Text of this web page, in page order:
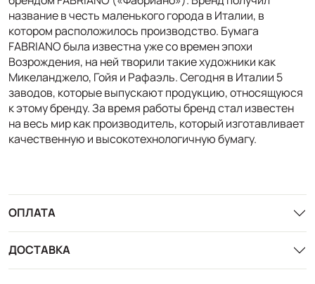
название в честь маленького города в Италии, в
котором расположилось производство. Бумага
FABRIANO была известна уже со времен эпохи
Возрождения, на ней творили такие художники как
Микеланджело, Гойя и Рафаэль. Сегодня в Италии 5
заводов, которые выпускают продукцию, относящуюся
к этому бренду. За время работы бренд стал известен
на весь мир как производитель, который изготавливает
качественную и высокотехнологичную бумагу.
ОПЛАТА
ДОСТАВКА